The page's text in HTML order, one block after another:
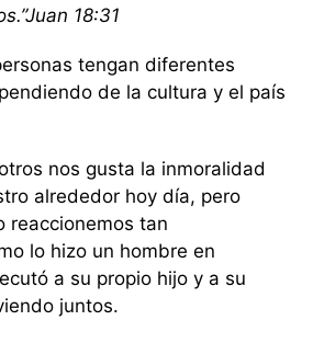
18:31
tengan diferentes
de la cultura y el país
nos gusta la inmoralidad
alrededor hoy día, pero
reaccionemos tan
lo hizo un hombre en
a su propio hijo y a su
juntos.